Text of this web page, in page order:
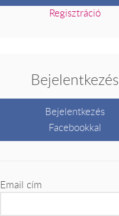
Regisztráció
Bejelentkezés
Bejelentkezés
Facebookkal
Email cím